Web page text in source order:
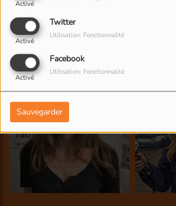
Activé
Twitter
Activé
Utilisation: Fonctionnalité
Facebook
Activé
Utilisation: Fonctionnalité
Sauvegarder